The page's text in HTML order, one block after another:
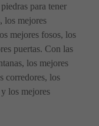
para tener
los mejores
mejores fosos, los
puertas. Con las
los mejores
corredores, los
los mejores